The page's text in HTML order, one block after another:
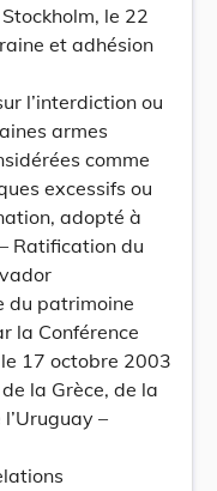
le 22
et adhésion
l’interdiction ou
armes
comme
excessifs ou
adopté à
Ratification du
du patrimoine
la Conférence
le 17 octobre 2003
la Grèce, de la
–